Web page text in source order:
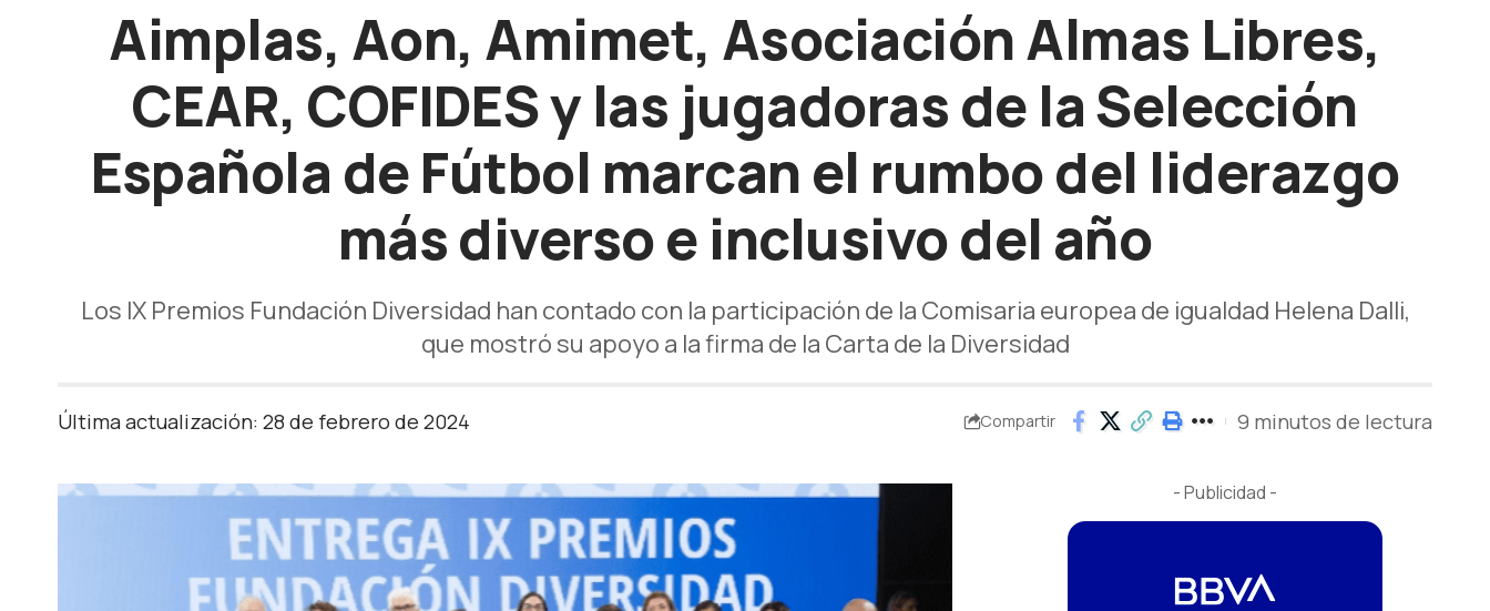
Aimplas, Aon, Amimet, Asociación Almas Libres,
CEAR, COFIDES y las jugadoras de la Selección
Española de Fútbol marcan el rumbo del liderazgo
más diverso e inclusivo del año
Los IX Premios Fundación Diversidad han contado con la participación de la Comisaria europea de igualdad Helena Dalli,
que mostró su apoyo a la firma de la Carta de la Diversidad
Última actualización: 28 de febrero de 2024 Compartir 9 minutos de lectura
- Publicidad -